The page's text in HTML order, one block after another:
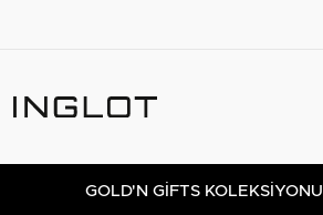
GOLD'N GIFTS KOLEKSIYONU